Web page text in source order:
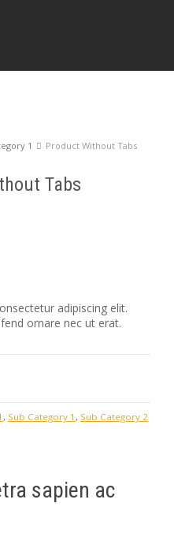
1 Product Without Tabs
Tabs
adipiscing elit.
ornare nec ut erat.
, Sub Category 1 , Sub Category 2
sapien ac